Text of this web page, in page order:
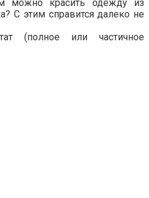
можно красить одежду из
С этим справится далеко не
(полное или частичное